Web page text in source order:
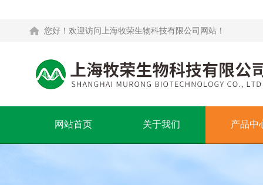
您好！欢迎访问上海牧荣生物科技有限公司网站！
网站首页 关于我们 产品中